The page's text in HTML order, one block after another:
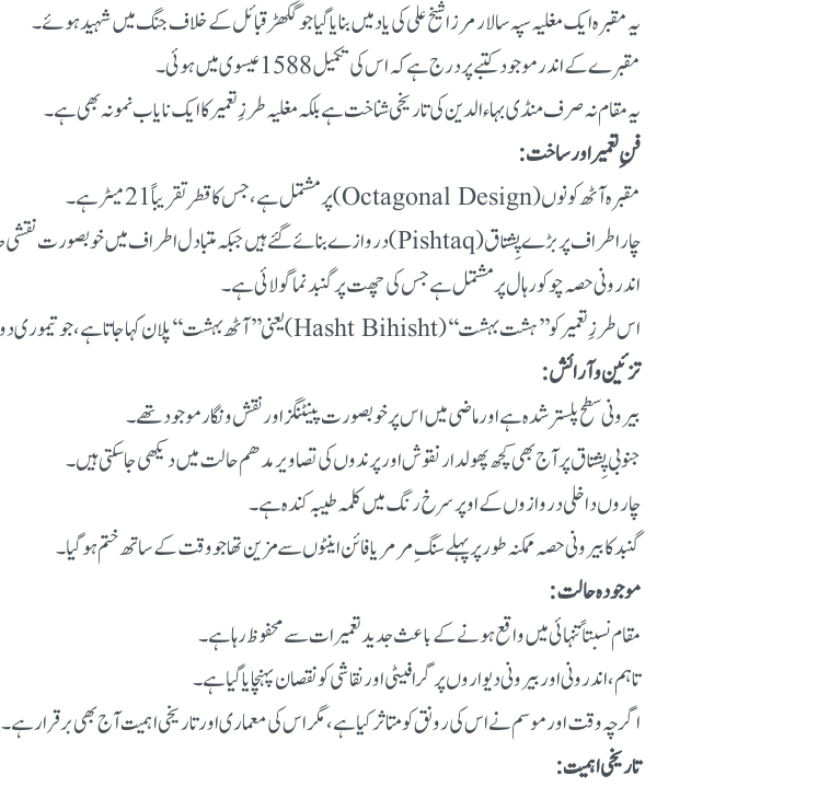
یہ مقبرہ ایک مغلیہ سپہ سالار مرزا شیخ علی کی یاد میں بنایا گیا جو گکھڑ قبائل کے خلاف جنگ میں شہید ہوئے۔
مقبرے کے اندر موجود کتبے پر درج ہے کہ اس کی تکمیل 1588 عیسوی میں ہوئی۔
یہ مقام نہ صرف منڈی بہاءالدین کی تاریخی شناخت ہے بلکہ مغلیہ طرزِ تعمیر کا ایک نایاب نمونہ بھی ہے۔
فنِ تعمیر اور ساخت:
مقبرہ آٹھ کونوں (Octagonal Design) پر مشتمل ہے، جس کا قطر تقریباً 21 میٹر ہے۔
چار اطراف پر بڑے پِشتاق (Pishtaq) دروازے بنائے گئے ہیں جبکہ متبادل اطراف میں خوبصورت نقشی طاقچے (Niches) ہیں۔
اندرونی حصہ چوکور ہال پر مشتمل ہے جس کی چھت پر گنبد نما گولائی ہے۔
اس طرزِ تعمیر کو ’’ہشت بہشت‘‘ (Hasht Bihisht) یعنی ’’آٹھ بہشت‘‘ پلان کہا جاتا ہے، جو تیموری دور کے بعد کے مغلیہ فنِ تعمیر کی پہچان ہے۔
تزئین و آرائش:
بیرونی سطح پلستر شدہ ہے اور ماضی میں اس پر خوبصورت پینٹنگز اور نقش و نگار موجود تھے۔
جنوبی پِشتاق پر آج بھی کچھ پھولدار نقوش اور پرندوں کی تصاویر مدھم حالت میں دیکھی جا سکتی ہیں۔
چاروں داخلی دروازوں کے اوپر سرخ رنگ میں کلمہ طیبہ کندہ ہے۔
گنبد کا بیرونی حصہ ممکنہ طور پر پہلے سنگِ مرمر یا فائن اینٹوں سے مزین تھا جو وقت کے ساتھ ختم ہو گیا۔
موجودہ حالت:
مقام نسبتاً تنہائی میں واقع ہونے کے باعث جدید تعمیرات سے محفوظ رہا ہے۔
تاہم، اندرونی اور بیرونی دیواروں پر گرافیٹی اور نقاشی کو نقصان پہنچایا گیا ہے۔
اگرچہ وقت اور موسم نے اس کی رونق کو متاثر کیا ہے، مگر اس کی معماری اور تاریخی اہمیت آج بھی برقرار ہے۔
تاریخی اہمیت: